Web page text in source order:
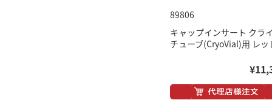
89806
キャップインサート クラ
チューブ(CryoVial)用 レッ